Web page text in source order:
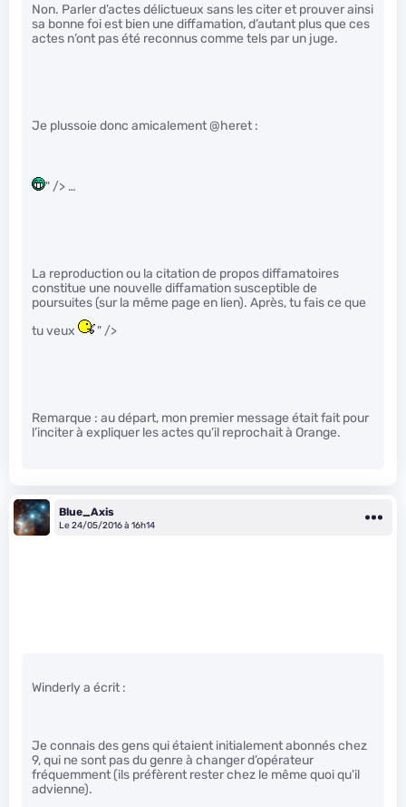
Non. Parler d’actes délictueux sans les citer et prouver ainsi
sa bonne foi est bien une diffamation, d’autant plus que ces
actes n’ont pas été reconnus comme tels par un juge.
Je plussoie donc amicalement @heret :
" /> …
La reproduction ou la citation de propos diffamatoires
constitue une nouvelle diffamation susceptible de
poursuites (sur la même page en lien). Après, tu fais ce que
tu veux
" />
Remarque : au départ, mon premier message était fait pour
l’inciter à expliquer les actes qu’il reprochait à Orange.
Blue_Axis
Le 24/05/2016 à 16h14
Winderly a écrit :
Je connais des gens qui étaient initialement abonnés chez
9, qui ne sont pas du genre à changer d’opérateur
fréquemment (ils préfèrent rester chez le même quoi qu’il
advienne).